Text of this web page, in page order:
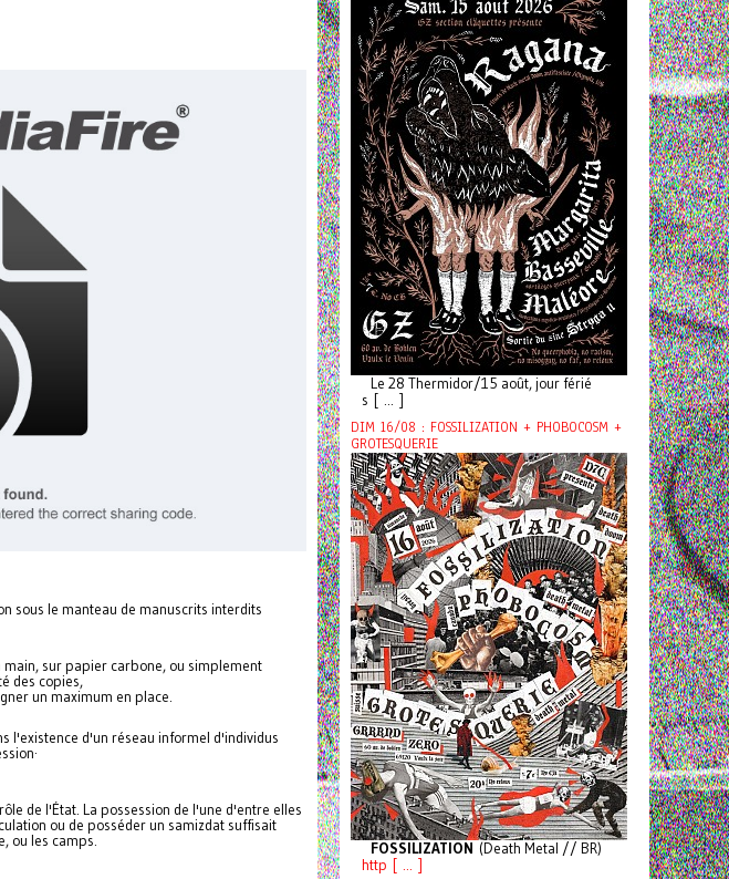
sous le manteau de manuscrits interdits
sur papier carbone, ou simplement
des copies,
un maximum en place.
l'existence d'un réseau informel d'individus
de l'État. La possession de l'une d'entre elles
ou de posséder un samizdat suffisait
ou les camps.
Le 28 Thermidor/15 août, jour férié
s [ ... ]
DIM 16/08 : FOSSILIZATION + PHOBOCOSM +
GROTESQUERIE
FOSSILIZATION (Death Metal // BR)
http [ ... ]